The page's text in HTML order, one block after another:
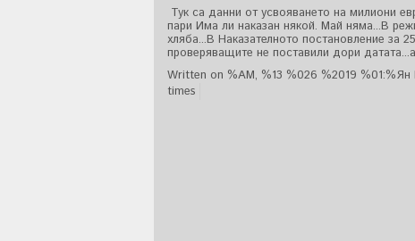
Тук са данни от усвояването на милиони
пари Има ли наказан някой. Май няма...В
хляба...В Наказателното постановление за
проверяващите не поставили дори
Written on %AM, %13 %026 %2019 %01:%Ян
times